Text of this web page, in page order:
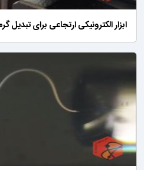
ابزار الکترونیکی ارتجاعی برای تبدیل